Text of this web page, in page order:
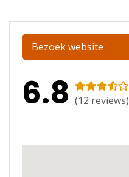
Bezoek website
6.8 (12 reviews)